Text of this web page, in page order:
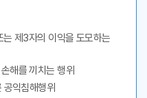
제3자의 이익을 도모하는
해를 끼치는 행위
공익침해행위